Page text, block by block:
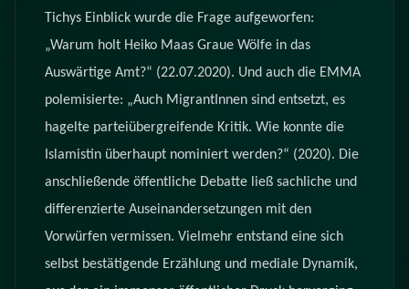
Tichys Einblick wurde die Frage aufgeworfen:
„Warum holt Heiko Maas Graue Wölfe in das
Auswärtige Amt?“ (22.07.2020). Und auch die EMMA
polemisierte: „Auch MigrantInnen sind entsetzt, es
hagelte parteiübergreifende Kritik. Wie konnte die
Islamistin überhaupt nominiert werden?“ (2020). Die
anschließende öffentliche Debatte ließ sachliche und
differenzierte Auseinandersetzungen mit den
Vorwürfen vermissen. Vielmehr entstand eine sich
selbst bestätigende Erzählung und mediale Dynamik,